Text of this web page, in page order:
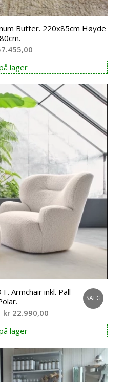
Butter. 220x85cm Høyde
80cm.
lager
Armchair inkl. Pall –
45.985,00.
kr 22.990,00
pris
er:
kr 22.990,00.
SALG
lager